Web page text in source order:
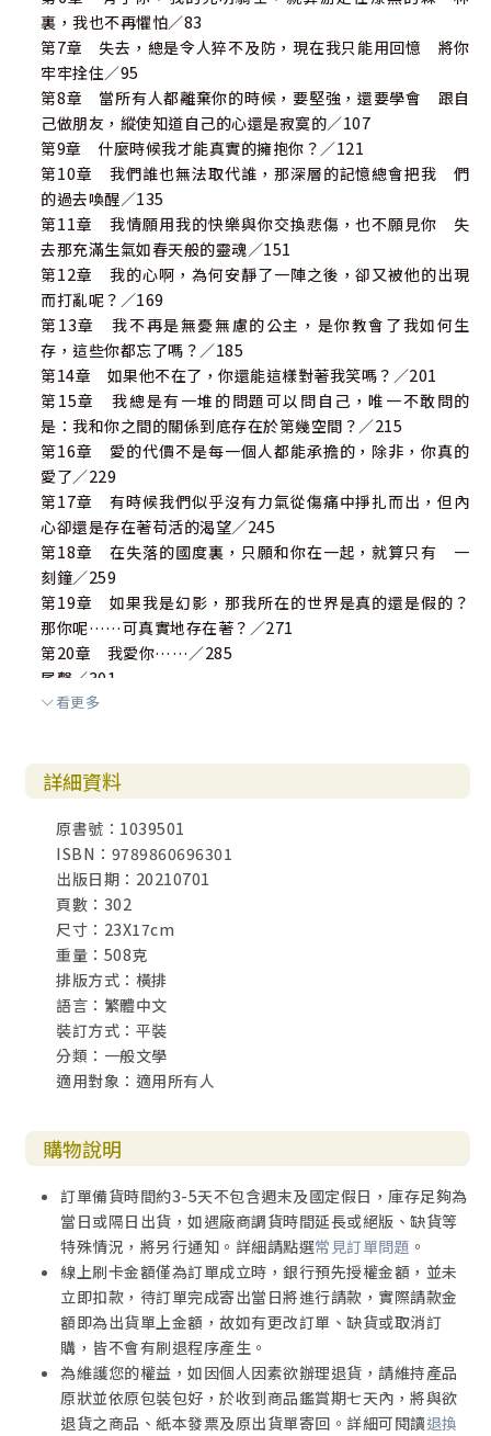
裏，我也不再懼怕／83
第7章 失去，總是令人猝不及防，現在我只能用回憶 將你
牢牢拴住／95
第8章 當所有人都離棄你的時候，要堅強，還要學會 跟自
己做朋友，縱使知道自己的心還是寂寞的／107
第9章 什麼時候我才能真實的擁抱你？／121
第10章 我們誰也無法取代誰，那深層的記憶總會把我 們
的過去喚醒／135
第11章 我情願用我的快樂與你交換悲傷，也不願見你 失
去那充滿生氣如春天般的靈魂／151
第12章 我的心啊，為何安靜了一陣之後，卻又被他的出現
而打亂呢？／169
第13章 我不再是無憂無慮的公主，是你教會了我如何生
存，這些你都忘了嗎？／185
第14章 如果他不在了，你還能這樣對著我笑嗎？／201
第15章 我總是有一堆的問題可以問自己，唯一不敢問的
是：我和你之間的關係到底存在於第幾空間？／215
第16章 愛的代價不是每一個人都能承擔的，除非，你真的
愛了／229
第17章 有時候我們似乎沒有力氣從傷痛中掙扎而出，但內
心卻還是存在著苟活的渴望／245
第18章 在失落的國度裏，只願和你在一起，就算只有 一
刻鐘／259
第19章 如果我是幻影，那我所在的世界是真的還是假的？
那你呢……可真實地存在著？／271
第20章 我愛你……／285
尾聲／301
看更多
詳細資料
原書號：1039501
ISBN：9789860696301
出版日期：20210701
頁數：302
尺寸：23X17cm
重量：508克
排版方式：橫排
語言：繁體中文
裝訂方式：平裝
分類：一般文學
適用對象：適用所有人
購物說明
訂單備貨時間約3-5天不包含週末及國定假日，庫存足夠為
當日或隔日出貨，如遇廠商調貨時間延長或絕版、缺貨等
特殊情況，將另行通知。詳細請點選常見訂單問題 。
線上刷卡金額僅為訂單成立時，銀行預先授權金額，並未
立即扣款，待訂單完成寄出當日將進行請款，實際請款金
額即為出貨單上金額，故如有更改訂單、缺貨或取消訂
購，皆不會有刷退程序產生。
為維護您的權益，如因個人因素欲辦理退貨，請維持產品
原狀並依原包裝包好，於收到商品鑑賞期七天內，將與欲
退貨之商品、紙本發票及原出貨單寄回。詳細可閱讀退換